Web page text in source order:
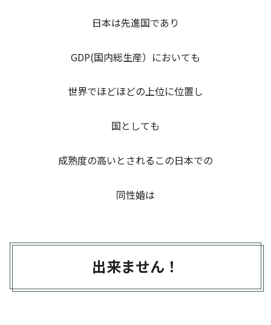
日本は先進国であり
GDP(国内総生産）においても
世界でほどほどの上位に位置し
国としても
成熟度の高いとされるこの日本での
同性婚は
出来ません！